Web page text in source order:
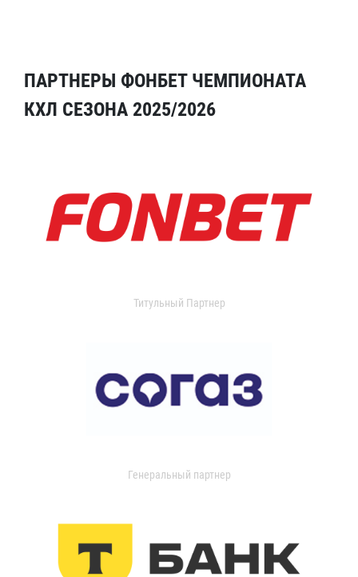
ПАРТНЕРЫ ФОНБЕТ ЧЕМПИОНАТА
КХЛ СЕЗОНА 2025/2026
Титульный Партнер
Генеральный партнер